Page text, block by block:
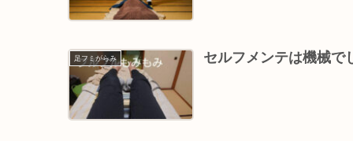
足フミがらみ セルフメンテは機械で